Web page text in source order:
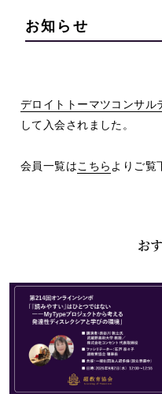
お知らせ
デロイトトーマツコンサル
して入会されました。
会員一覧はこちら よりご覧
お